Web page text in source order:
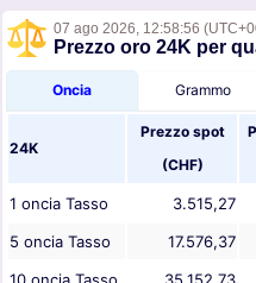
07 ago 2026, 12:58:56
Prezzo oro 24K per
Oncia Grammo
24K
Prezzo spot
(CHF)
1 oncia Tasso 3.515,27
5 oncia Tasso 17.576,37